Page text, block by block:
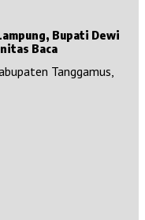
Bupati Dewi
Baca